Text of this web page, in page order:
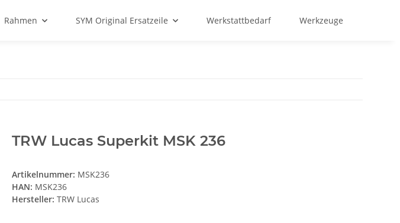
Rahmen SYM Original Ersatzeile Werkstattbedarf Werkzeuge
TRW Lucas Superkit MSK 236
Artikelnummer: MSK236
HAN: MSK236
Hersteller: TRW Lucas